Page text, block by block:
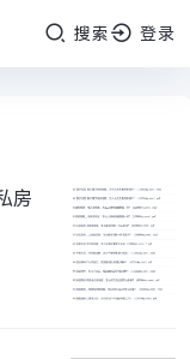
搜索 登录
房